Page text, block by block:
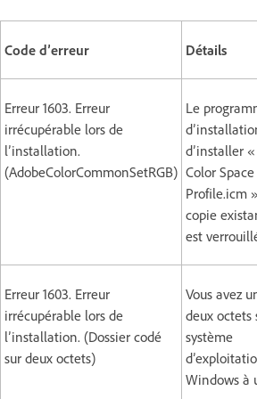
Code d’erreur Détails
Erreur 1603. Erreur
irrécupérable lors de
l’installation.
(AdobeColorCommonSetRGB)
Le
d’installer «
Color Space
Profile.icm
copie
est
Erreur 1603. Erreur
irrécupérable lors de
l’installation. (Dossier codé
sur deux octets)
Vous avez
deux octets
système
Windows à